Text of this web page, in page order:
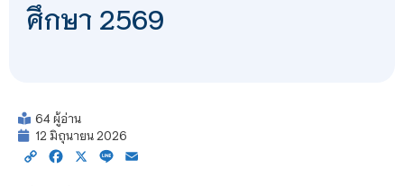
ศึกษา 2569
64 ผู้อ่าน
12 มิถุนายน 2026
Copy Facebook
X Line